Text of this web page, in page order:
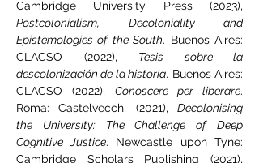
Postcolonialism, Decoloniality and
Epistemologies of the South. Buenos Aires:
CLACSO (2022), Tesis sobre la
descolonización de la historia. Buenos Aires:
CLACSO (2022), Conoscere per liberare.
Roma: Castelvecchi (2021), Decolonising
the University: The Challenge of Deep
Cognitive Justice. Newcastle upon Tyne: